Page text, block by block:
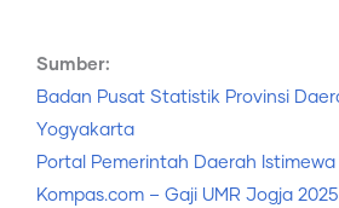
Sumber:
Badan Pusat Statistik Provinsi
Yogyakarta
Portal Pemerintah Daerah
Kompas.com – Gaji UMR Jogja